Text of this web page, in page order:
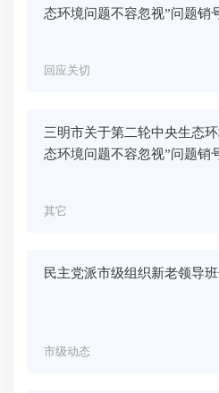
态环境问题不容忽视”问题销
回应关切
三明市关于第二轮中央生态
态环境问题不容忽视”问题销
其它
民主党派市级组织新老领导
市级动态